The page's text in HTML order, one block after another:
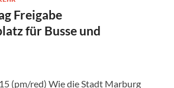
Freigabe
für Busse und
(pm/red) Wie die Stadt Marburg